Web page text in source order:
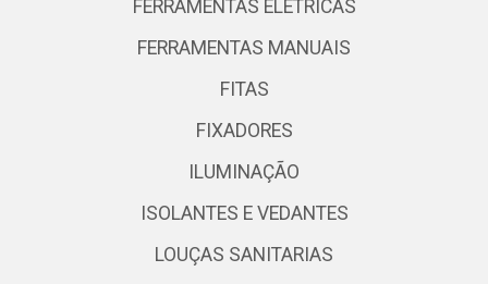
FERRAMENTAS ELETRICAS
FERRAMENTAS MANUAIS
FITAS
FIXADORES
ILUMINAÇÃO
ISOLANTES E VEDANTES
LOUÇAS SANITARIAS